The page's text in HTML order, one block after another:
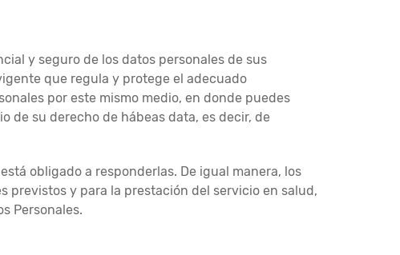
y seguro de los datos personales de sus
que regula y protege el adecuado
por este mismo medio, en donde puedes
de su derecho de hábeas data, es decir, de
obligado a responderlas. De igual manera, los
y para la prestación del servicio en salud,
Personales.